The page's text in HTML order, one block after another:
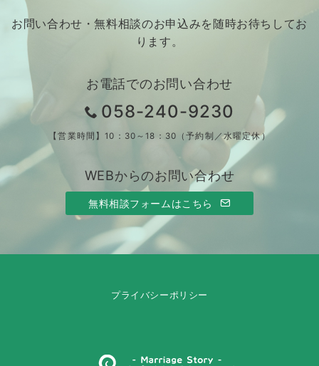
お問い合わせ・無料相談のお申込みを随時お待ちしてお
ります。
お電話でのお問い合わせ
058-240-9230
【営業時間】10：30～18：30（予約制／水曜定休）
WEBからのお問い合わせ
無料相談フォームはこちら
プライバシーポリシー